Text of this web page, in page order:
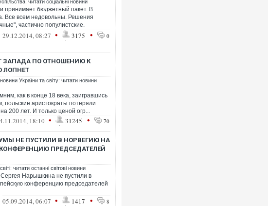
читати соціальні новини
принимает бюджетный пакет. В
Все всем недовольны. Решения
частично популистские.
29.12.2014, 08:27 • 3175 • 0
ЗАПАДА ПО ОТНОШЕНИЮ К
ЛОПНЕТ
новини України та світу: читати новини
как в конце 18 века, заигравшись
польские аристократы потеряли
200 лет. И только ценой огр...
18:10 • 31245 • 70
НЕ ПУСТИЛИ В НОРВЕГИЮ НА
ПРЕДСЕДАТЕЛЕЙ
читати останні світові новини
Нарышкина не пустили в
конференцию председателей
05.09.2014, 06:07 • 1417 • 8